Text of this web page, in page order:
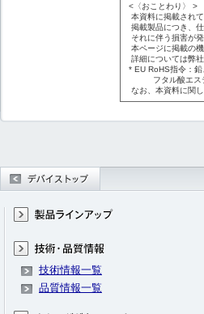
<〈おことわり〉 >
本資料に掲載され
掲載製品につき、
それに伴う損害が
本ページに掲載の
詳細については弊
* EU RoHS指令：
フタル酸エステ
なお、本資料に関
技術情報一覧
品質情報一覧